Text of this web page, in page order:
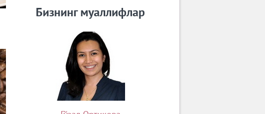
Бизнинг муаллифлар